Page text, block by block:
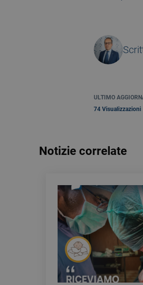
ULTIMO
74 Visualizzazioni
Notizie correlate